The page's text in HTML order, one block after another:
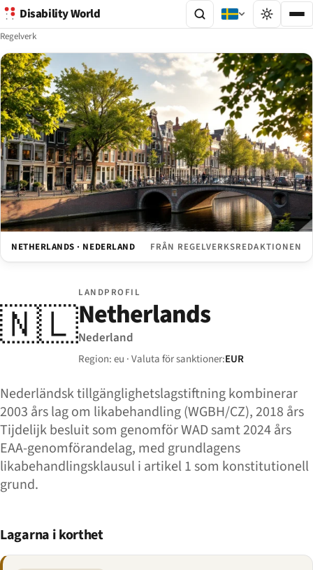
Disability World
Regelverk
NETHERLANDS · NEDERLAND FRÅN REGELVERKSREDAKTIONEN
🇳🇱
LANDPROFIL
Netherlands
Nederland
Region: eu · Valuta för sanktioner:EUR
Nederländsk tillgänglighetslagstiftning kombinerar
2003 års lag om likabehandling (WGBH/CZ), 2018 års
Tijdelijk besluit som genomför WAD samt 2024 års
EAA-genomförandelag, med grundlagens
likabehandlingsklausul i artikel 1 som konstitutionell
grund.
Lagarna i korthet